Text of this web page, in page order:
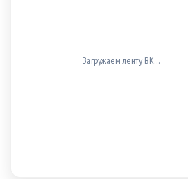
vk.com).